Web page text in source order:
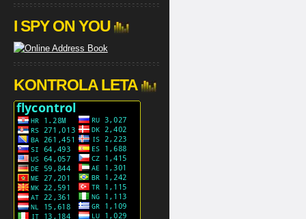
I SPY ON YOU
KONTROLA LETA